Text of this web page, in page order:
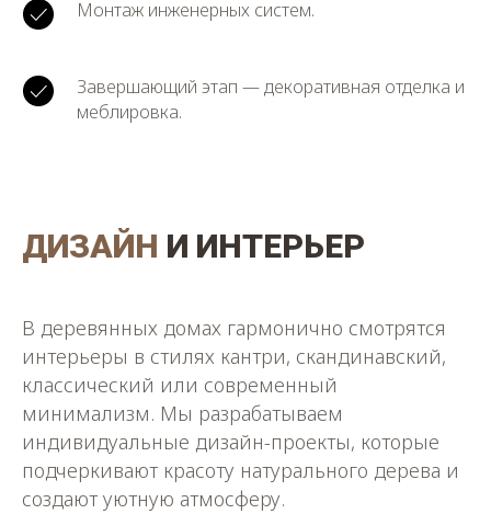
Монтаж инженерных систем.
Завершающий этап — декоративная отделка и
меблировка.
ДИЗАЙН И ИНТЕРЬЕР
В деревянных домах гармонично смотрятся
интерьеры в стилях кантри, скандинавский,
классический или современный
минимализм. Мы разрабатываем
индивидуальные дизайн-проекты, которые
подчеркивают красоту натурального дерева и
создают уютную атмосферу.